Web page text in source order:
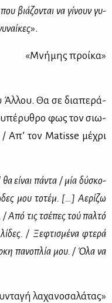
βιά­ζο­νται να γί­νουν γυ­
».
«Μνή­μης προί­κα»
Άλ­λου. Θα σε δια­πε­ρά­
υπέ­ρυ­θρο φως τον σιω­
Απ’ τον Matisse μέ­χρι
εί­ναι πά­ντα / μία δύ­σκο­
μου το­τέμ. […] Αε­ρί­ζω
Από τις τσέ­πες τού παλ­τό
/ Ξε­φτι­σμέ­να φτε­ρά
πα­νο­πλία μου. / Όλα να
λα­χα­νο­σα­λά­τας»